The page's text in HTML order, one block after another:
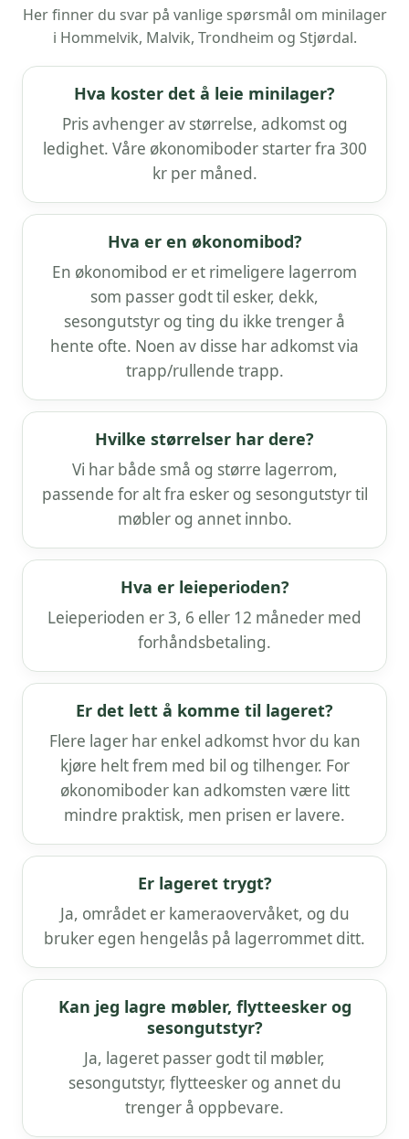
Her finner du svar på vanlige spørsmål om minilager
i Hommelvik, Malvik, Trondheim og Stjørdal.
Hva koster det å leie minilager?
Pris avhenger av størrelse, adkomst og
ledighet. Våre økonomiboder starter fra 300
kr per måned.
Hva er en økonomibod?
En økonomibod er et rimeligere lagerrom
som passer godt til esker, dekk,
sesongutstyr og ting du ikke trenger å
hente ofte. Noen av disse har adkomst via
trapp/rullende trapp.
Hvilke størrelser har dere?
Vi har både små og større lagerrom,
passende for alt fra esker og sesongutstyr til
møbler og annet innbo.
Hva er leieperioden?
Leieperioden er 3, 6 eller 12 måneder med
forhåndsbetaling.
Er det lett å komme til lageret?
Flere lager har enkel adkomst hvor du kan
kjøre helt frem med bil og tilhenger. For
økonomiboder kan adkomsten være litt
mindre praktisk, men prisen er lavere.
Er lageret trygt?
Ja, området er kameraovervåket, og du
bruker egen hengelås på lagerrommet ditt.
Kan jeg lagre møbler, flytteesker og
sesongutstyr?
Ja, lageret passer godt til møbler,
sesongutstyr, flytteesker og annet du
trenger å oppbevare.